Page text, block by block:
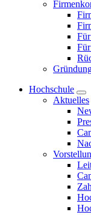
Hochschule
Aktuelles